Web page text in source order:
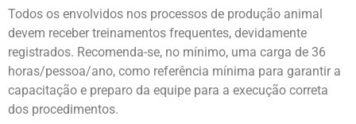
Todos os envolvidos nos processos de produção animal
devem receber treinamentos frequentes, devidamente
registrados. Recomenda-se, no mínimo, uma carga de 36
horas/pessoa/ano, como referência mínima para garantir a
capacitação e preparo da equipe para a execução correta
dos procedimentos.